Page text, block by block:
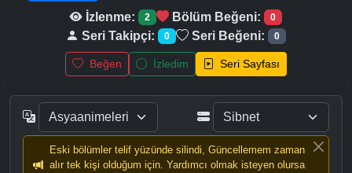
İzlenme:
2 Bölüm Beğeni: 0
Seri Takipçi: 0 Seri Beğeni: 0
Beğen İzledim Seri Sayfası
Eski bölümler telif yüzünde silindi, Güncellemem zaman
alır tek kişi olduğum için. Yardımcı olmak isteyen olursa